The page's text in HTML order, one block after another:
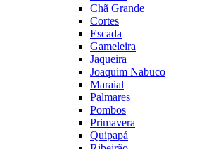
Chã Grande
Cortes
Escada
Gameleira
Jaqueira
Joaquim Nabuco
Maraial
Palmares
Pombos
Primavera
Quipapá